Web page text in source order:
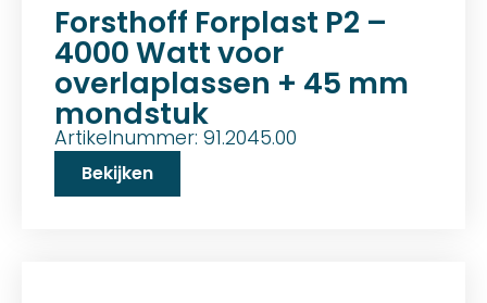
Forsthoff Forplast P2 –
4000 Watt voor
overlaplassen + 45 mm
mondstuk
Artikelnummer: 91.2045.00
Bekijken